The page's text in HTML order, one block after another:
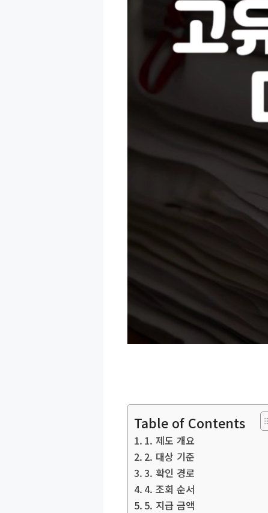
Table of Contents
1. 제도 개요
2. 대상 기준
3. 확인 경로
4. 조회 순서
5. 지급 금액